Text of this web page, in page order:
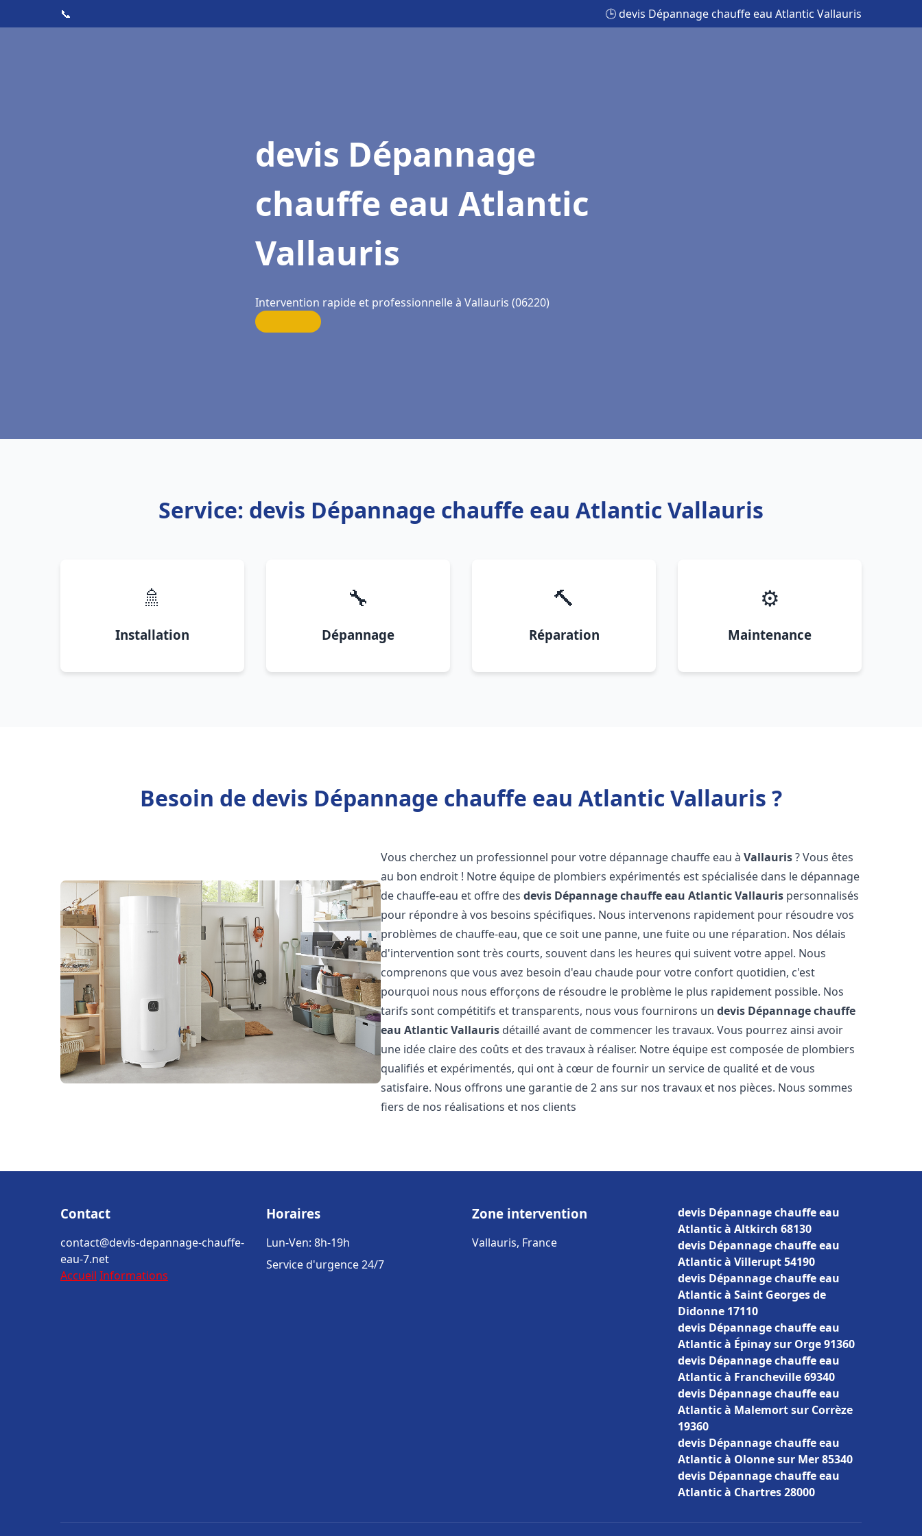
📞 🕒 devis Dépannage chauffe eau Atlantic Vallauris
devis Dépannage
chauffe eau Atlantic
Vallauris
Intervention rapide et professionnelle à Vallauris (06220)
Service: devis Dépannage chauffe eau Atlantic Vallauris
🚿
Installation
🔧
Dépannage
🔨
Réparation
⚙️
Maintenance
Besoin de devis Dépannage chauffe eau Atlantic Vallauris ?
Vous cherchez un professionnel pour votre dépannage chauffe eau àVallauris? Vous êtes
au bon endroit ! Notre équipe de plombiers expérimentés est spécialisée dans le dépannage
de chauffe-eau et offre desdevis Dépannage chauffe eau AtlanticVallauris personnalisés
pour répondre à vos besoins spécifiques. Nous intervenons rapidement pour résoudre vos
problèmes de chauffe-eau, que ce soit une panne, une fuite ou une réparation. Nos délais
d'intervention sont très courts, souvent dans les heures qui suivent votre appel. Nous
comprenons que vous avez besoin d'eau chaude pour votre confort quotidien, c'est
pourquoi nous nous efforçons de résoudre le problème le plus rapidement possible. Nos
tarifs sont compétitifs et transparents, nous vous fournirons undevis Dépannage chauffe
eau AtlanticVallauris détaillé avant de commencer les travaux. Vous pourrez ainsi avoir
une idée claire des coûts et des travaux à réaliser. Notre équipe est composée de plombiers
qualifiés et expérimentés, qui ont à cœur de fournir un service de qualité et de vous
satisfaire. Nous offrons une garantie de 2 ans sur nos travaux et nos pièces. Nous sommes
fiers de nos réalisations et nos clients
Contact
contact@devis-depannage-chauffe-
eau-7.net
Accueil Informations
Horaires
Lun-Ven: 8h-19h
Service d'urgence 24/7
Zone intervention
Vallauris, France
devis Dépannage chauffe eau
Atlantic à Altkirch 68130
devis Dépannage chauffe eau
Atlantic à Villerupt 54190
devis Dépannage chauffe eau
Atlantic à Saint Georges de
Didonne 17110
devis Dépannage chauffe eau
Atlantic à Épinay sur Orge 91360
devis Dépannage chauffe eau
Atlantic à Francheville 69340
devis Dépannage chauffe eau
Atlantic à Malemort sur Corrèze
19360
devis Dépannage chauffe eau
Atlantic à Olonne sur Mer 85340
devis Dépannage chauffe eau
Atlantic à Chartres 28000